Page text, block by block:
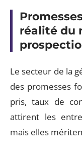
réalité du
Le secteur de la
des promesses
pris, taux de
attirent les
mais elles